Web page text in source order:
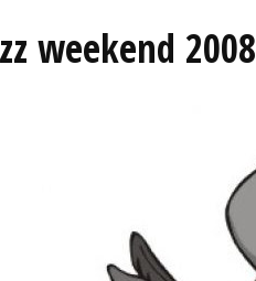
weekend 2008